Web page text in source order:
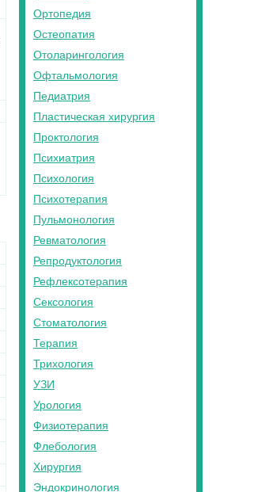
Ортопедия
Остеопатия
Отоларингология
Офтальмология
Педиатрия
Пластическая хирургия
Проктология
Психиатрия
Психология
Психотерапия
Пульмонология
Ревматология
Репродуктология
Рефлексотерапия
Сексология
Стоматология
Терапия
Трихология
УЗИ
Урология
Физиотерапия
Флебология
Хирургия
Эндокринология